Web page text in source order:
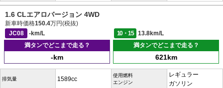
1.6 CLエアロバージョン 4WD
新車時価格150.4万円(税抜)
JC08
-km/L 10・15
13.8km/L
満タンでどこまで走る？
-km
満タンでどこまで走る？
621km
排気量 1589cc
使用燃料
エンジン
レギュラー
ガソリン